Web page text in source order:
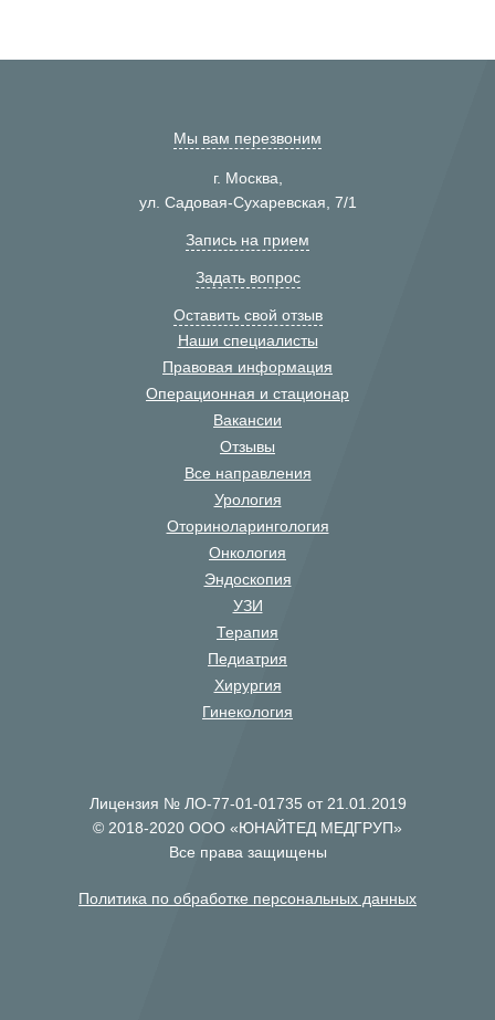
Мы вам перезвоним
г. Москва,
ул. Садовая-Сухаревская, 7/1
Запись на прием
Задать вопрос
Оставить свой отзыв
Наши специалисты
Правовая информация
Операционная и стационар
Вакансии
Отзывы
Все направления
Урология
Оториноларингология
Онкология
Эндоскопия
УЗИ
Терапия
Педиатрия
Хирургия
Гинекология
Лицензия № ЛО-77-01-01735 от 21.01.2019
© 2018-2020 ООО «ЮНАЙТЕД МЕДГРУП»
Все права защищены
Политика по обработке персональных данных